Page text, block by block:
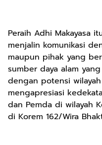
Peraih Adhi Makayasa
menjalin komunikasi
maupun pihak yang
sumber daya alam
dengan potensi
mengapresiasi
dan Pemda di wilayah
di Korem 162/Wira